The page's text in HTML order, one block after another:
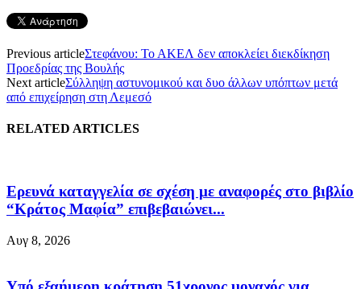
Previous articleΣτεφάνου: Το ΑΚΕΛ δεν αποκλείει διεκδίκηση
Προεδρίας της Βουλής
Next articleΣύλληψη αστυνομικού και δυο άλλων υπόπτων μετά
από επιχείρηση στη Λεμεσό
RELATED ARTICLES
Ερευνά καταγγελία σε σχέση με αναφορές στο βιβλίο
“Κράτος Μαφία” επιβεβαιώνει...
Αυγ 8, 2026